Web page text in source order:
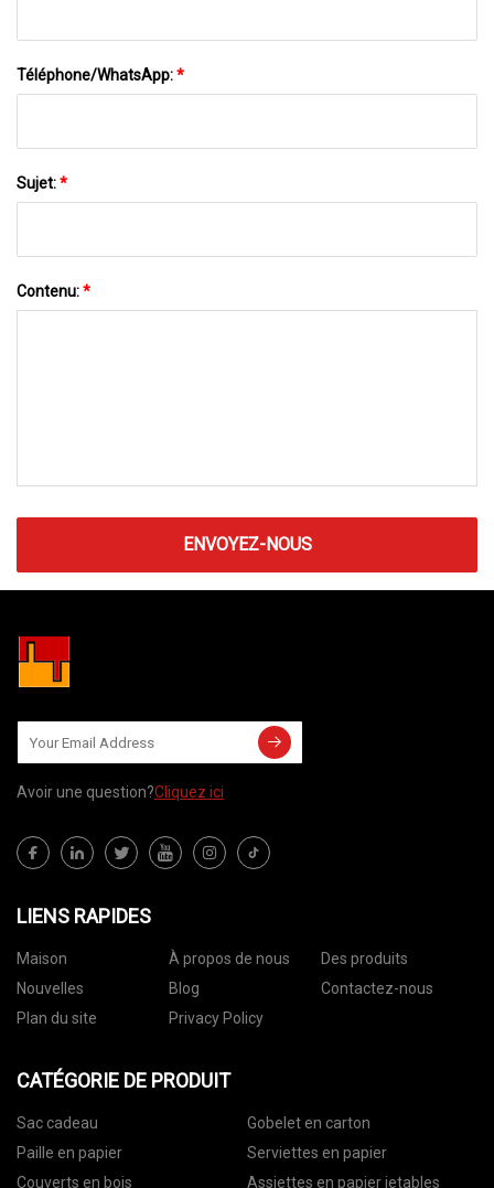
Téléphone/WhatsApp:*
Sujet:*
Contenu:*
ENVOYEZ-NOUS
Avoir une question?Cliquez ici
LIENS RAPIDES
Maison À propos de nous
Des produits
Nouvelles
Blog
Contactez-nous
Plan du site
Privacy Policy
CATÉGORIE DE PRODUIT
Sac cadeau
Gobelet en carton
Paille en papier
Serviettes en papier
Couverts en bois
Assiettes en papier jetables